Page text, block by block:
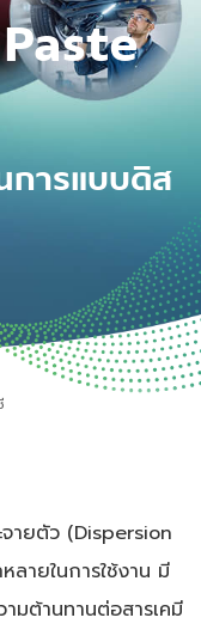
Paste
การแบบดิส
ายตัว (Dispersion
ายในการใช้งาน มี
มต้านทานต่อสารเคมี